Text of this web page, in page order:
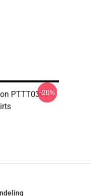
PTTT0306
-20%